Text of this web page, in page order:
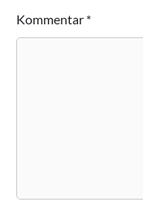
Kommentar *